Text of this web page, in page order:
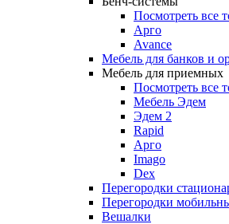
Посмотреть все
Арго
Avance
Мебель для банков и
Мебель для приемных
Посмотреть все
Мебель Эдем
Эдем 2
Rapid
Арго
Imago
Dex
Перегородки
Перегородки
Вешалки